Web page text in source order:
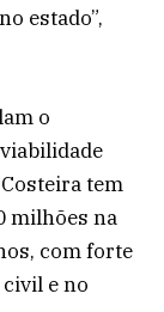
estado”,
o
tem
milhões na
com forte
e no